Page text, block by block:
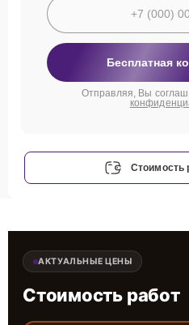
Бесплатная
Отправляя, Вы
Стоимость
АКТУАЛЬНЫЕ ЦЕНЫ
Стоимость работ